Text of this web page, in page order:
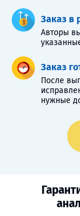
Заказ в
Авторы
Заказ
После
нужные